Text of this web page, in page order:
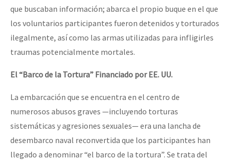
Medios Libres
Eventos
Contacto
que buscaban información; abarca el propio buque en el que
los voluntarios participantes fueron detenidos y torturados
ilegalmente, así como las armas utilizadas para infligirles
traumas potencialmente mortales.
El “Barco de la Tortura” Financiado por EE. UU.
La embarcación que se encuentra en el centro de
numerosos abusos graves —incluyendo torturas
sistemáticas y agresiones sexuales— era una lancha de
desembarco naval reconvertida que los participantes han
llegado a denominar “el barco de la tortura”. Se trata del